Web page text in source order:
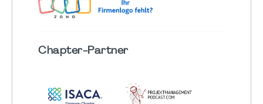
Chapter-Partner